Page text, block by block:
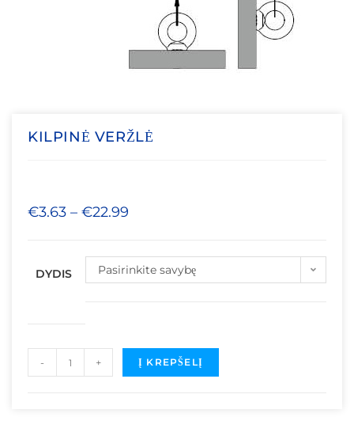
KILPINĖ VERŽLĖ
€3.63 – €22.99
DYDIS Pasirinkite savybę
- + Į KREPŠELĮ